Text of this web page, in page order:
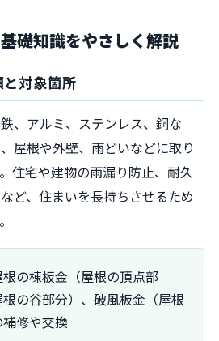
礎知識をやさしく解説
対象箇所
、アルミ、ステンレス、銅な
屋根や外壁、雨どいなどに取り
住宅や建物の雨漏り防止、耐久
ど、住まいを長持ちさせるため
根の棟板金（屋根の頂点部
の谷部分）、破風板金（屋根
修や交換